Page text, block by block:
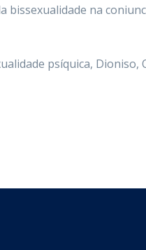
bissexualidade na
psíquica, Dioniso,